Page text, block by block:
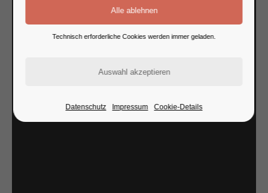
Technisch erforderliche Cookies werden immer geladen.
Datenschutz Impressum Cookie-Details